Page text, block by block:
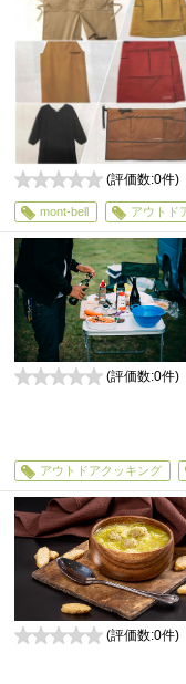
(評価数:0件)
mont-bell アウトド
(評価数:0件)
アウトドアクッキング
(評価数:0件)